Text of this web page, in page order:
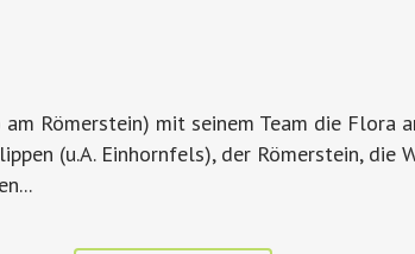
Römerstein) mit seinem Team die Flora
(u.A. Einhornfels), der Römerstein, die